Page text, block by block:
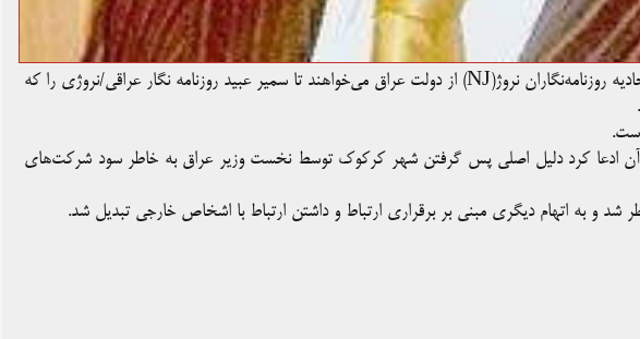
فدراسیون بین‌المللی روزنامه‌نگاران(IFJ) و اتحادیه روزنامه‌نگاران نروژ(NJ) از دولت عراق می‌خواهند تا سمیر عبید روزنامه نگار عراقی/نروژی را که
در آن ادعا کرد دلیل اصلی پس گرفتن شهر کرکوک توسط نخست وزیر عراق به خاطر سود شرکت‌های
شد و به اتهام دیگری مبنی بر برقراری ارتباط و داشتن ارتباط با اشخاص خارجی تبدیل شد.